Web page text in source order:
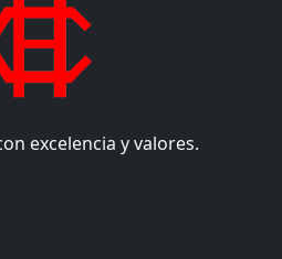
excelencia y valores.